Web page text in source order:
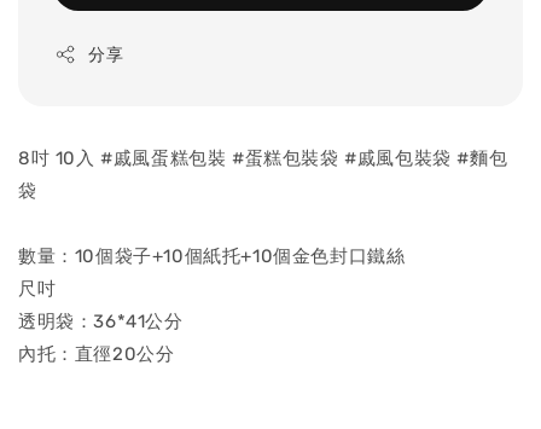
分享
8吋 10入 #戚風蛋糕包裝 #蛋糕包裝袋 #戚風包裝袋 #麵包
袋
數量：10個袋子+10個紙托+10個金色封口鐵絲
尺吋
透明袋：36*41公分
內托：直徑20公分